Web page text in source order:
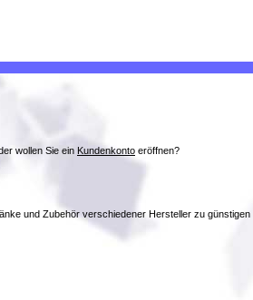
wollen Sie ein Kundenkonto eröffnen?
und Zubehör verschiedener Hersteller zu günstigen